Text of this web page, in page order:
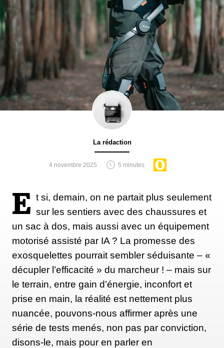
La rédaction
4 novembre 2025 5 minutes
E t si, demain, on ne partait plus seulement
sur les sentiers avec des chaussures et
un sac à dos, mais aussi avec un équipement
motorisé assisté par IA ? La promesse des
exosquelettes pourrait sembler séduisante – «
décupler l’efficacité » du marcheur ! – mais sur
le terrain, entre gain d’énergie, inconfort et
prise en main, la réalité est nettement plus
nuancée, pouvons-nous affirmer après une
série de tests menés, non pas par conviction,
disons-le, mais pour en parler en